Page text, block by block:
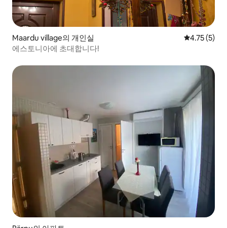
Maardu village의 개인실 평점 4.75점
4.75 (5)
에스토니아에 초대합니다!